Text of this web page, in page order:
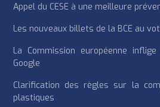
Appel du CESE à une meilleure
Les nouveaux billets de la BCE au
La Commission européenne
Google
Clarification des règles sur la
plastiques